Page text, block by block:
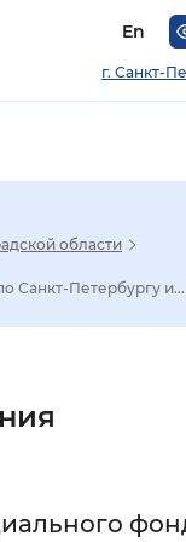
En
г. Санкт-
засечками
области
Санкт-Петербургу и...